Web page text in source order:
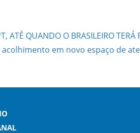
ATÉ QUANDO O BRASILEIRO TERÁ
acolhimento em novo espaço de